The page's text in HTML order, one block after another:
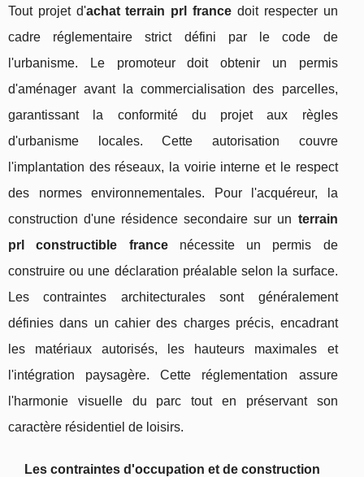
Tout projet d'achat terrain prl france doit respecter un
cadre réglementaire strict défini par le code de
l'urbanisme. Le promoteur doit obtenir un permis
d'aménager avant la commercialisation des parcelles,
garantissant la conformité du projet aux règles
d'urbanisme locales. Cette autorisation couvre
l'implantation des réseaux, la voirie interne et le respect
des normes environnementales. Pour l'acquéreur, la
construction d'une résidence secondaire sur un terrain
prl constructible francenécessite un permis de
construire ou une déclaration préalable selon la surface.
Les contraintes architecturales sont généralement
définies dans un cahier des charges précis, encadrant
les matériaux autorisés, les hauteurs maximales et
l'intégration paysagère. Cette réglementation assure
l'harmonie visuelle du parc tout en préservant son
caractère résidentiel de loisirs.
Les contraintes d'occupation et de construction